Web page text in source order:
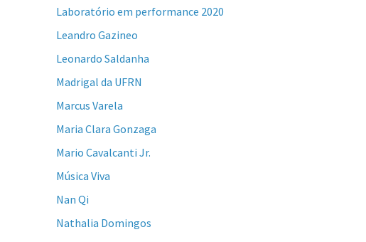
Laboratório em performance 2020
Leandro Gazineo
Leonardo Saldanha
Madrigal da UFRN
Marcus Varela
Maria Clara Gonzaga
Mario Cavalcanti Jr.
Música Viva
Nan Qi
Nathalia Domingos